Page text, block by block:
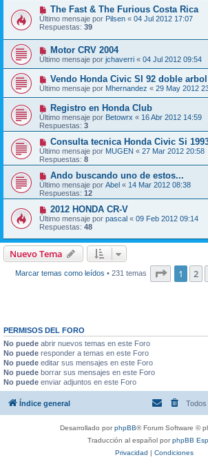
The Fast & The Furious Costa Rica
Último mensaje por Pilsen « 04 Jul 2012 17:07
Respuestas: 39
Motor CRV 2004
Último mensaje por jchaverri « 04 Jul 2012 09:54
Vendo Honda Civic SI 92 doble
Último mensaje por Mhernandez « 29 May 2012
Registro en Honda Club
Último mensaje por Betowrx « 16 Abr 2012 14:59
Respuestas: 3
Consulta tecnica Honda Civic Si
Último mensaje por MUGEN « 27 Mar 2012 20:58
Respuestas: 8
Ando buscando uno de estos...
Último mensaje por Abel « 14 Mar 2012 08:38
Respuestas: 12
2012 HONDA CR-V
Último mensaje por pascal « 09 Feb 2012 09:14
Respuestas: 48
Nuevo Tema
Marcar temas como leídos • 231 temas Página
1 2
PERMISOS DEL FORO
No puede abrir nuevos temas en este Foro
No puede responder a temas en este Foro
No puede editar sus mensajes en este Foro
No puede borrar sus mensajes en este Foro
No puede enviar adjuntos en este Foro
Índice general
Desarrollado porphpBB® Forum Software ©
Traducción al español porphpBB
Privacidad | Condiciones